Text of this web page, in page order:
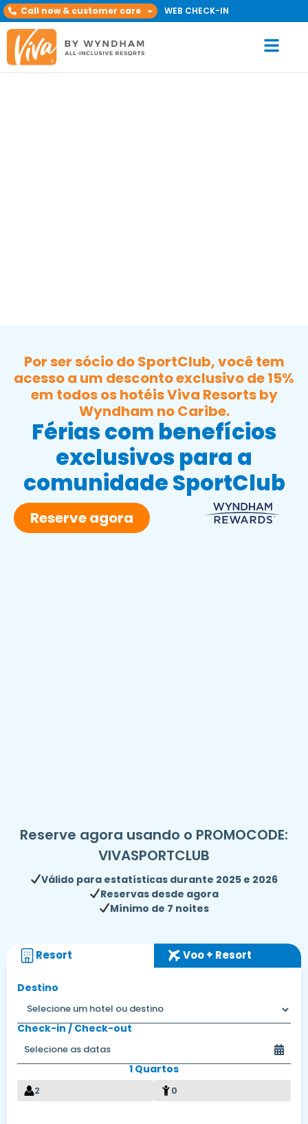
Call now & customer care WEB CHECK-IN
Por ser sócio do SportClub, você tem
acesso a um desconto exclusivo de 15%
em todos os hotéis Viva Resorts by
Wyndham no Caribe.
Férias com benefícios
exclusivos para a
comunidade SportClub
Reserve agora
Reserve agora usando o PROMOCODE:
VIVASPORTCLUB
Válido para estatísticas durante 2025 e 2026
Reservas desde agora
Mínimo de 7 noites
Resort Voo + Resort
Destino
Check-in / Check-out
1 Quartos
2 0